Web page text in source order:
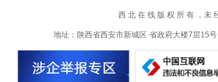
西 北 在 线 版 权 所 有 ，未
地址：陕西省西安市新城区·省政府大楼7层